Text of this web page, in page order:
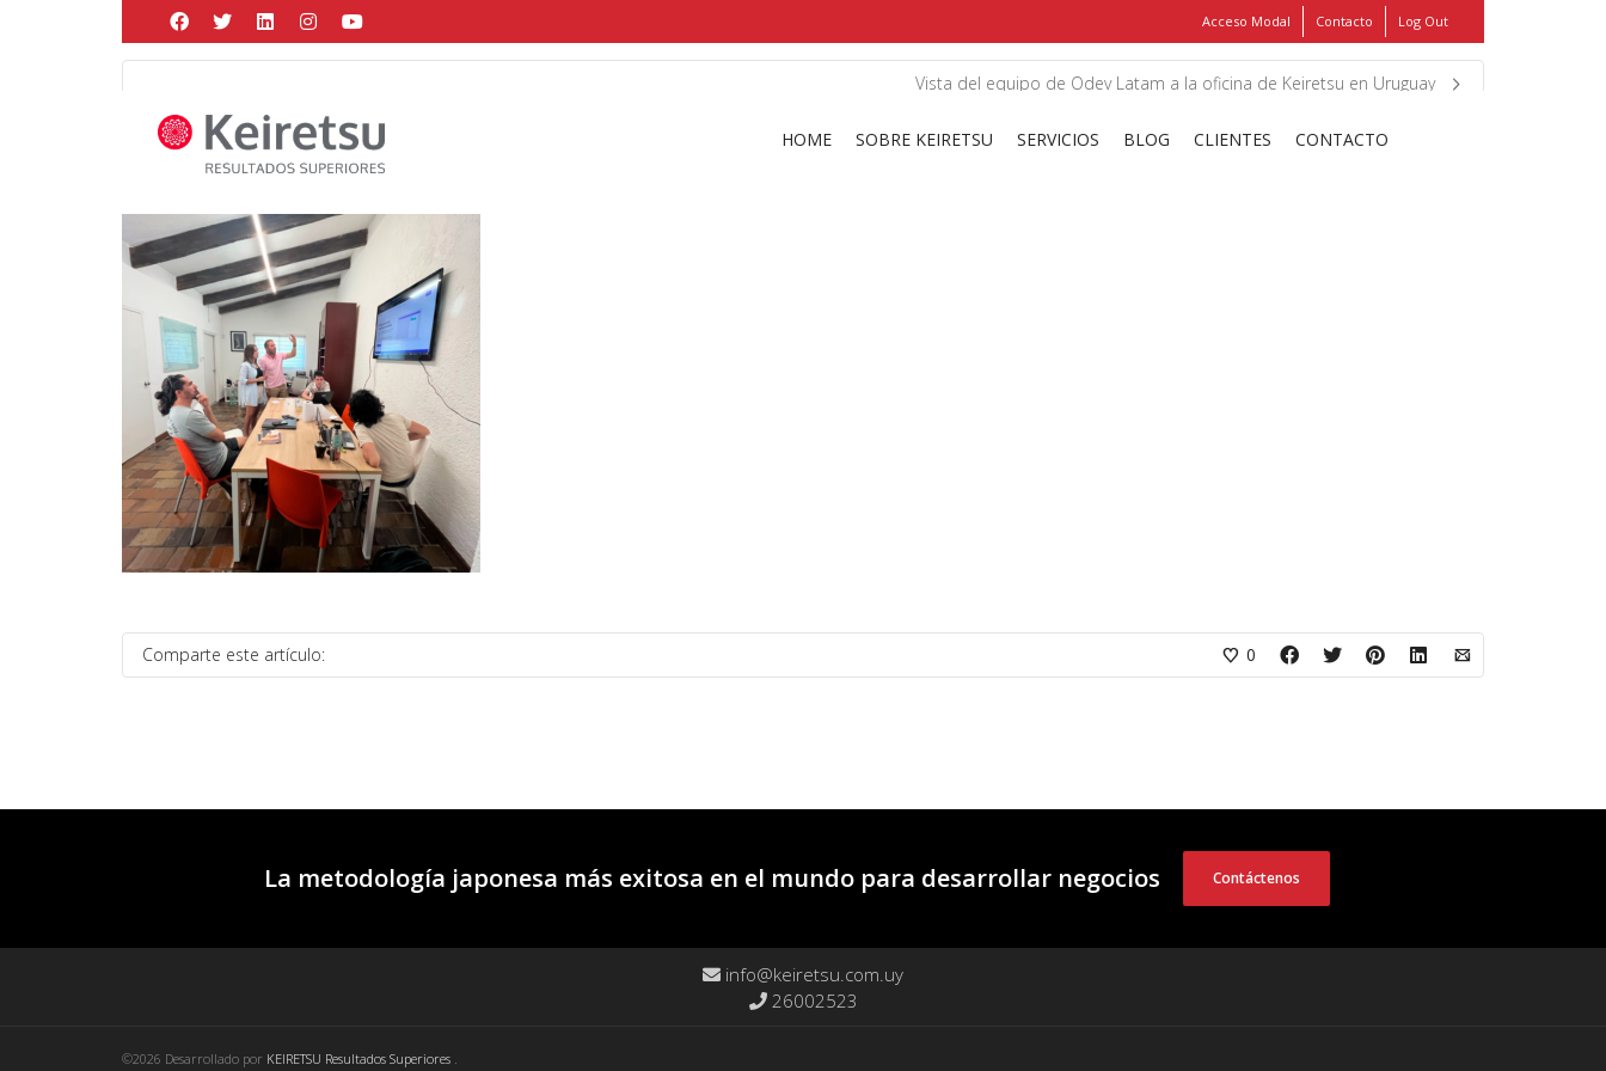
Help me Dante! I'm looking for newshirtsin a sizemediumthat cost between £ . Show
FIND MY ITEMS!
Acceso Modal Contacto Log Out
HOME SOBRE KEIRETSU SERVICIOS BLOG CLIENTES CONTACTO
Vista del equipo de Odev Latam a la oficina de Keiretsu en Uruguay
Posted by Martín Gonzalezonfebrero 27, 2024
Comparte este artículo: 0
La metodología japonesa más exitosa en el mundo para desarrollar negocios Contáctenos
info@keiretsu.com.uy
26002523
©2026 Desarrollado por KEIRETSU Resultados Superiores .